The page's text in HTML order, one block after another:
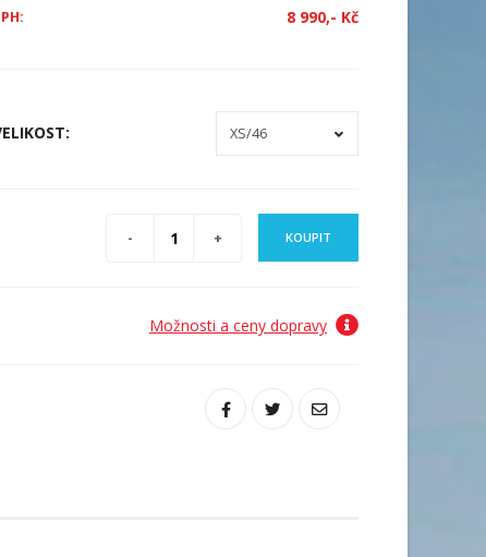
8 990,- Kč
:
KOUPIT
Možnosti a ceny dopravy